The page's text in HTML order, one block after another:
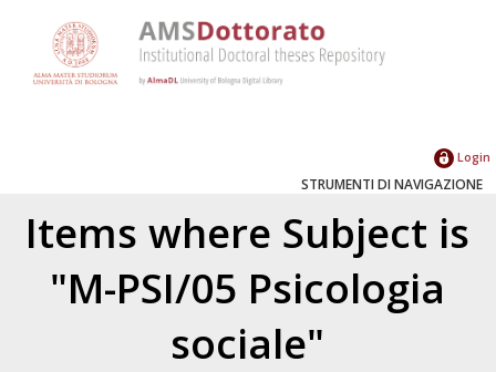
Login
STRUMENTI DI NAVIGAZIONE
Items where Subject is
"M-PSI/05 Psicologia
sociale"